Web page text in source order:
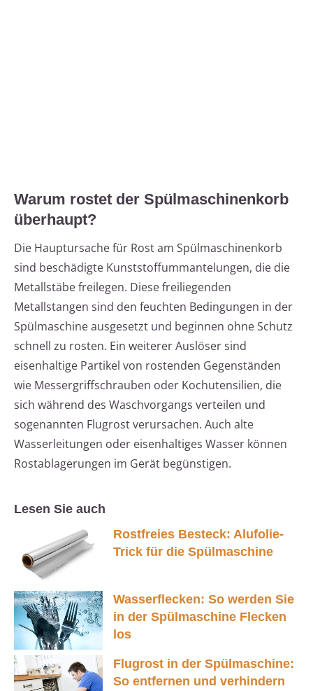
Warum rostet der Spülmaschinenkorb
überhaupt?
Die Hauptursache für Rost am Spülmaschinenkorb
sind beschädigte Kunststoffummantelungen, die die
Metallstäbe freilegen. Diese freiliegenden
Metallstangen sind den feuchten Bedingungen in der
Spülmaschine ausgesetzt und beginnen ohne Schutz
schnell zu rosten. Ein weiterer Auslöser sind
eisenhaltige Partikel von rostenden Gegenständen
wie Messergriffschrauben oder Kochutensilien, die
sich während des Waschvorgangs verteilen und
sogenannten Flugrost verursachen. Auch alte
Wasserleitungen oder eisenhaltiges Wasser können
Rostablagerungen im Gerät begünstigen.
Lesen Sie auch
Rostfreies Besteck: Alufolie-
Trick für die Spülmaschine
Wasserflecken: So werden Sie
in der Spülmaschine Flecken
los
Flugrost in der Spülmaschine:
So entfernen und verhindern